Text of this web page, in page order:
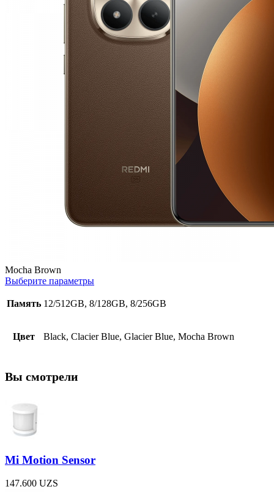
Mocha Brown
Выберите параметры
Память 12/512GB, 8/128GB, 8/256GB
Цвет Black, Clacier Blue, Glacier Blue, Mocha Brown
Вы смотрели
Mi Motion Sensor
147.600 UZS